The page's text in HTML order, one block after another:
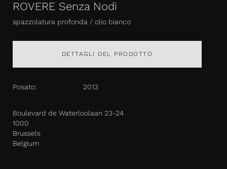
ROVERE Senza Nodi
spazzolatura profonda / olio bianco
DETTAGLI DEL PRODOTTO
Posato: 2013
Boulevard de Waterloolaan 23-24
1000
Brussels
Belgium